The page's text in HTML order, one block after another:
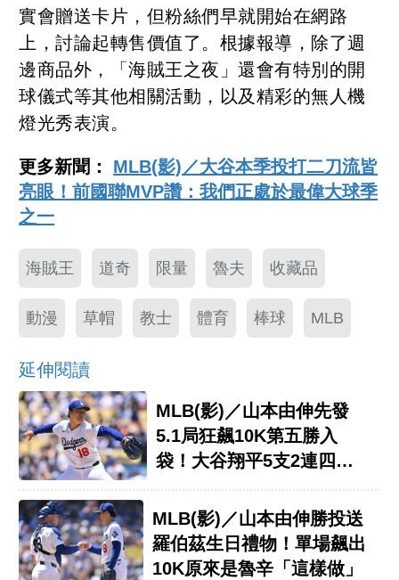
實會贈送卡片，但粉絲們早就開始在網路
上，討論起轉售價值了。根據報導，除了週
邊商品外，「海賊王之夜」還會有特別的開
球儀式等其他相關活動，以及精彩的無人機
燈光秀表演。
更多新聞： MLB(影)／大谷本季投打二刀流皆
亮眼！前國聯MVP讚：我們正處於最偉大球季
之一
海賊王 道奇 限量 魯夫 收藏品
動漫 草帽 教士 體育 棒球 MLB
延伸閱讀
MLB(影)／山本由伸先發
5.1局狂飆10K第五勝入
袋！大谷翔平5支2連四場
MLB(影)／山本由伸勝投送
羅伯茲生日禮物！單場飆出
10K原來是魯辛「這樣做」